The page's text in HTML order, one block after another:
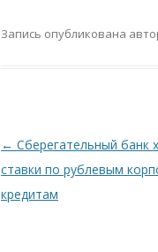
Запись опубликована
Навигация по записям
← Сберегательный банк
ставки по рублевым
кредитам